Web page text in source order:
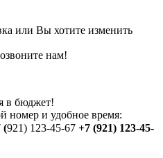
или Вы хотите изменить
нам!
в бюджет!
номер и удобное время:
(921) 123-45-67 +7 (921) 123-45-